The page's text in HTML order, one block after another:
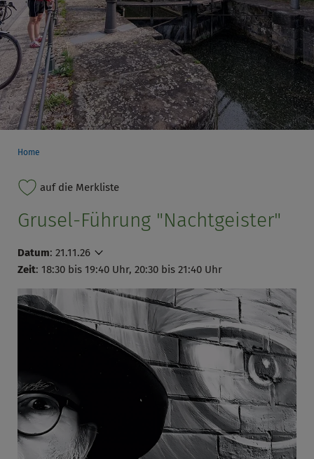
Home
auf die Merkliste
Grusel-Führung "Nachtgeister"
Datum: 21.11.26
Zeit: 18:30 bis 19:40 Uhr, 20:30 bis 21:40 Uhr